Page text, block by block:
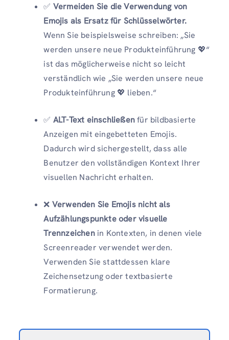
✅ Vermeiden Sie die Verwendung von
Emojis als Ersatz für Schlüsselwörter.
Wenn Sie beispielsweise schreiben: „Sie
werden unsere neue Produkteinführung 💖“
ist das möglicherweise nicht so leicht
verständlich wie „Sie werden unsere neue
Produkteinführung 💖 lieben.“
✅ ALT-Text einschließenfür bildbasierte
Anzeigen mit eingebetteten Emojis.
Dadurch wird sichergestellt, dass alle
Benutzer den vollständigen Kontext Ihrer
visuellen Nachricht erhalten.
❌ Verwenden Sie Emojis nicht als
Aufzählungspunkte oder visuelle
Trennzeichenin Kontexten, in denen viele
Screenreader verwendet werden.
Verwenden Sie stattdessen klare
Zeichensetzung oder textbasierte
Formatierung.